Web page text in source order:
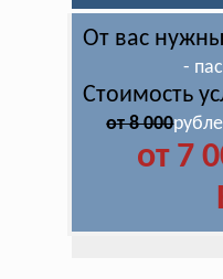
От вас
-
Стоимость
от 8 000
от 7